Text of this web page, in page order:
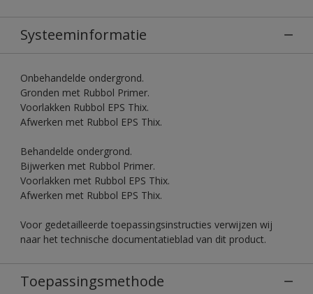
Systeeminformatie
Onbehandelde ondergrond.
Gronden met Rubbol Primer.
Voorlakken Rubbol EPS Thix.
Afwerken met Rubbol EPS Thix.
Behandelde ondergrond.
Bijwerken met Rubbol Primer.
Voorlakken met Rubbol EPS Thix.
Afwerken met Rubbol EPS Thix.
Voor gedetailleerde toepassingsinstructies verwijzen wij
naar het technische documentatieblad van dit product.
Toepassingsmethode